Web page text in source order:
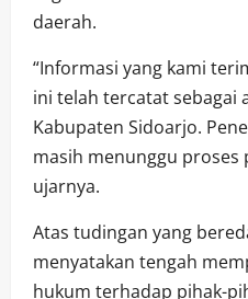
daerah.
“Informasi yang kami
ini telah tercatat sebagai
Kabupaten Sidoarjo.
masih menunggu proses
ujarnya.
Atas tudingan yang
menyatakan tengah
hukum terhadap pihak-